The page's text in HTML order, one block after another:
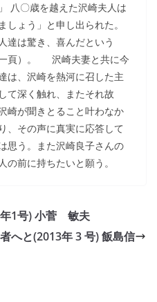
八〇歳を越えた沢崎夫人は
ょう」と申し出られた。
達は驚き、喜んだという
一頁）。 沢崎夫妻と共に今
は、沢崎を熱河に召した主
て深く触れ、またそれ故
崎が聞きとること叶わなか
、その声に真実に応答して
思う。また沢崎良子さんの
前に持ちたいと願う。
年1号) 小菅 敏夫
へと(2013年 3 号) 飯島信